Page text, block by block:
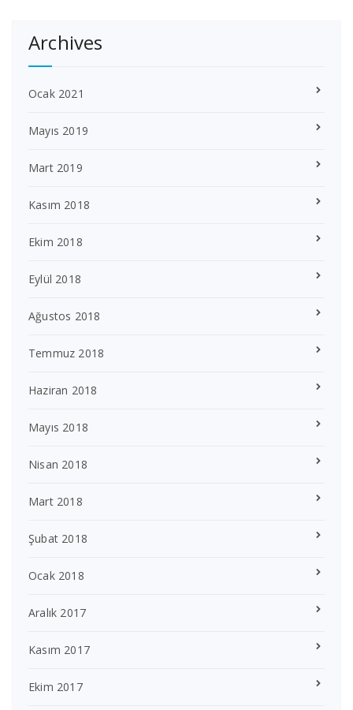
Archives
Ocak 2021
Mayıs 2019
Mart 2019
Kasım 2018
Ekim 2018
Eylül 2018
Ağustos 2018
Temmuz 2018
Haziran 2018
Mayıs 2018
Nisan 2018
Mart 2018
Şubat 2018
Ocak 2018
Aralık 2017
Kasım 2017
Ekim 2017